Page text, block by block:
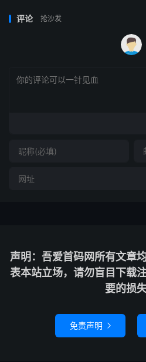
评论 抢沙发
声明：吾爱首码网所有文章
表本站立场，请勿盲目下载
要的损失
免责声明 